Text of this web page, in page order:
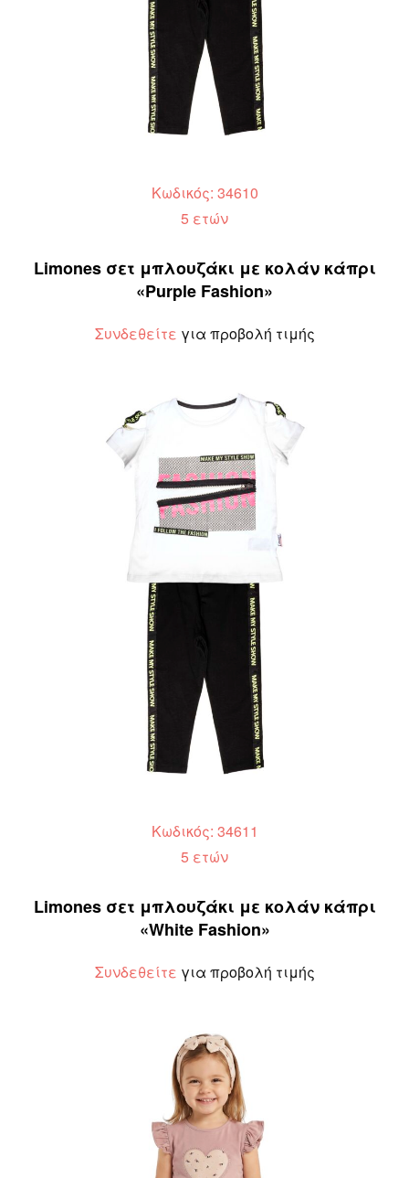
Κωδικός: 34610
5 ετών
Limones σετ μπλουζάκι με κολάν κάπρι
«Purple Fashion»
Συνδεθείτε για προβολή τιμής
Κωδικός: 34611
5 ετών
Limones σετ μπλουζάκι με κολάν κάπρι
«White Fashion»
Συνδεθείτε για προβολή τιμής